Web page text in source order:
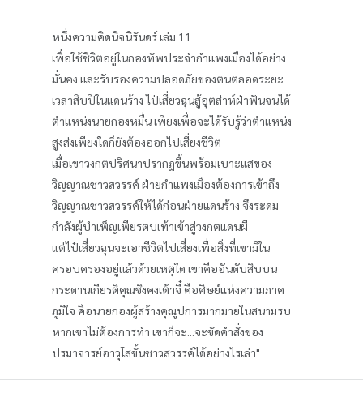
หนึ่งความคิดนิจนิรันดร์ เล่ม 11
เพื่อใช้ชีวิตอยู่ในกองทัพประจำกำแพงเมืองได้อย่าง
มั่นคง และรับรองความปลอดภัยของตนตลอดระยะ
เวลาสิบปีในแดนร้าง ไป๋เสี่ยวฉุนสู้อุตส่าห์ฝ่าฟันจนได้
ตำแหน่งนายกองหมื่น เพียงเพื่อจะได้รับรู้ว่าตำแหน่ง
สูงส่งเพียงใดก็ยังต้องออกไปเสี่ยงชีวิต
เมื่อเขาวงกตปริศนาปรากฏขึ้นพร้อมเบาะแสของ
วิญญาณชาวสวรรค์ ฝ่ายกำแพงเมืองต้องการเข้าถึง
วิญญาณชาวสวรรค์ให้ได้ก่อนฝ่ายแดนร้าง จึงระดม
กำลังผู้บำเพ็ญเพียรตบเท้าเข้าสู่วงกตแดนผี
แต่ไป๋เสี่ยวฉุนจะเอาชีวิตไปเสี่ยงเพื่อสิ่งที่เขามีใน
ครอบครองอยู่แล้วด้วยเหตุใด เขาคืออันดับสิบบน
กระดานเกียรติคุณซิงคงเต้าจี๋ คือศิษย์แห่งความภาค
ภูมิใจ คือนายกองผู้สร้างคุณูปการมากมายในสนามรบ
หากเขาไม่ต้องการทำ เขาก็จะ...จะขัดคำสั่งของ
ปรมาจารย์อาวุโสขั้นชาวสวรรค์ได้อย่างไรเล่า"